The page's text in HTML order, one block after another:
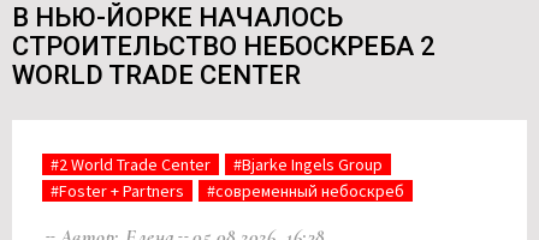
В НЬЮ-ЙОРКЕ НАЧАЛОСЬ
СТРОИТЕЛЬСТВО НЕБОСКРЕБА 2
WORLD TRADE CENTER
#2 World Trade Center
#Bjarke Ingels Group
#Foster + Partners
#современный небоскреб